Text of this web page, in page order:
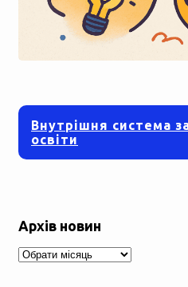
Внутрішня система
освіти
Архів новин
Архів
новин